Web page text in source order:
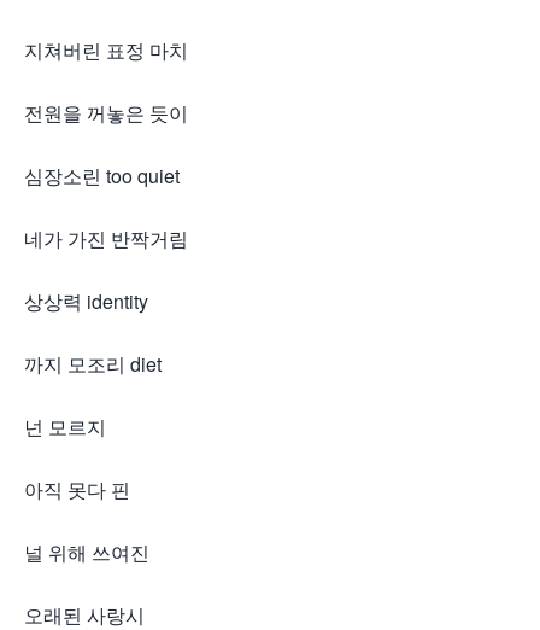
지쳐버린 표정 마치
전원을 꺼놓은 듯이
심장소린 too quiet
네가 가진 반짝거림
상상력 identity
까지 모조리 diet
넌 모르지
아직 못다 핀
널 위해 쓰여진
오래된 사랑시